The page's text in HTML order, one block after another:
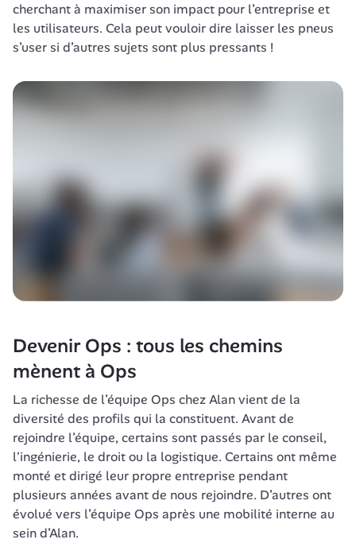
cherchant à maximiser son impact pour l’entreprise et
les utilisateurs. Cela peut vouloir dire laisser les pneus
s’user si d’autres sujets sont plus pressants !
Devenir Ops : tous les chemins
mènent à Ops
La richesse de l’équipe Ops chez Alan vient de la
diversité des profils qui la constituent. Avant de
rejoindre l’équipe, certains sont passés par le conseil,
l'ingénierie, le droit ou la logistique. Certains ont même
monté et dirigé leur propre entreprise pendant
plusieurs années avant de nous rejoindre. D’autres ont
évolué vers l’équipe Ops après une mobilité interne au
sein d’Alan.